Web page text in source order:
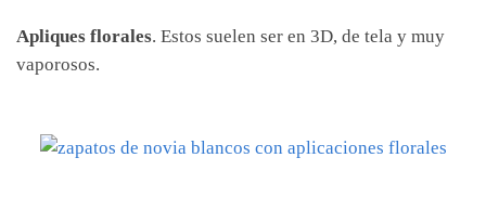
Apliques florales. Estos suelen ser en 3D, de tela y muy
vaporosos.